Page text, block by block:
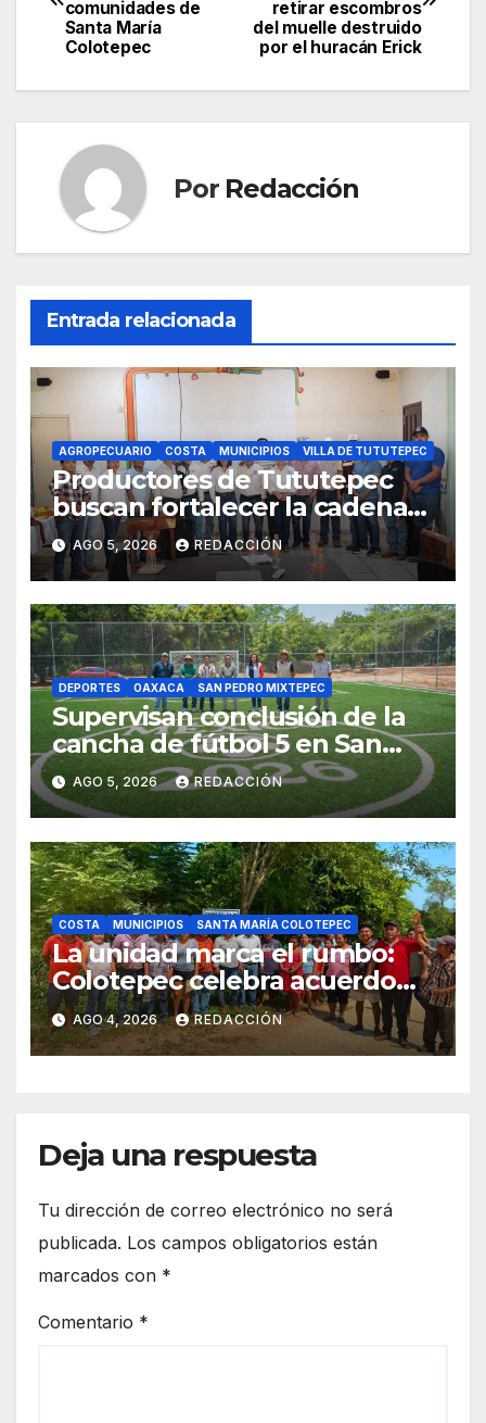
entradas
retirar escombros
del muelle destruido
por el huracán Erick
comunidades de
Santa María
Colotepec
Por Redacción
Entrada relacionada
AGROPECUARIO COSTA MUNICIPIOS VILLA DE TUTUTEPEC
Productores de Tututepec
buscan fortalecer la cadena
láctea regional
AGO 5, 2026 REDACCIÓN
DEPORTES OAXACA SAN PEDRO MIXTEPEC
Supervisan conclusión de la
cancha de fútbol 5 en San
Andrés Copala, Mixtepec
AGO 5, 2026 REDACCIÓN
COSTA MUNICIPIOS SANTA MARÍA COLOTEPEC
La unidad marca el rumbo:
Colotepec celebra acuerdo
de límites entre
comunidades
AGO 4, 2026 REDACCIÓN
Deja una respuesta
Tu dirección de correo electrónico no será
publicada. Los campos obligatorios están
marcados con *
Comentario *